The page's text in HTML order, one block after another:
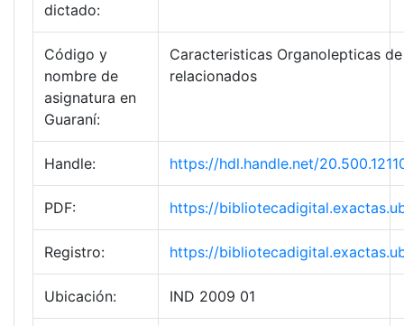
dictado:
Código y
nombre de
asignatura en
Guaraní:
Caracteristicas Organolepticas
relacionados
Handle: https://hdl.handle.net/
PDF: https://
Registro: https://
Ubicación: IND 2009 01